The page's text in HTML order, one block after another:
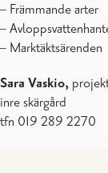
– Främmande arter
–
– Marktäktsärenden
Sara Vaskio,
inre skärgård
tfn 019 289 2270